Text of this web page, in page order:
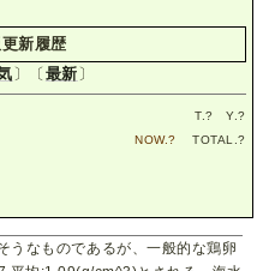
新履歴
〕〔最新〕
T.? Y.?
NOW.? TOTAL.?
うなものであるが、一般的な鶏卵